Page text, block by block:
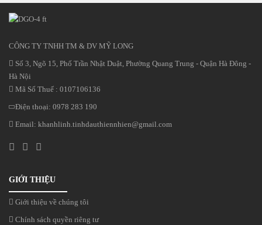
CÔNG TY TNHH TM & DV MỸ LONG
Số 3, Ngõ 15, Phố Trần Nhật Duật, Phường Quang Trung - Quận Hà Đông -
Hà Nội
Mã Số Thuế : 0107106136
Điện thoại: 0978 283 190
Email: khanhlinh.tinhdauthiennhien@gmail.com
GIỚI THIỆU
Giới thiệu về chúng tôi
Chính sách quyền riêng tư